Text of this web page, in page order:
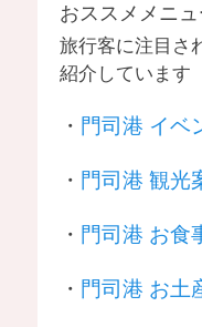
おススメメニュ
旅行客に注目さ
紹介しています
・ 門司港 イベ
・ 門司港 観光
・ 門司港 お食
・ 門司港 お土